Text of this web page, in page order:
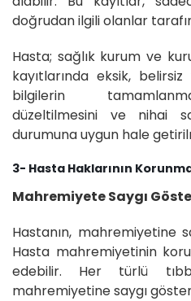
doğrudan ilgili olanlar
Hasta; sağlık kurum ve
kayıtlarında eksik,
bilgilerin
düzeltilmesini ve nihai
durumuna uygun hale
3- Hasta Haklarının
Mahremiyete Saygı
Hastanın, mahremiyetine
Hasta mahremiyetinin
edebilir. Her türlü
mahremiyetine saygı